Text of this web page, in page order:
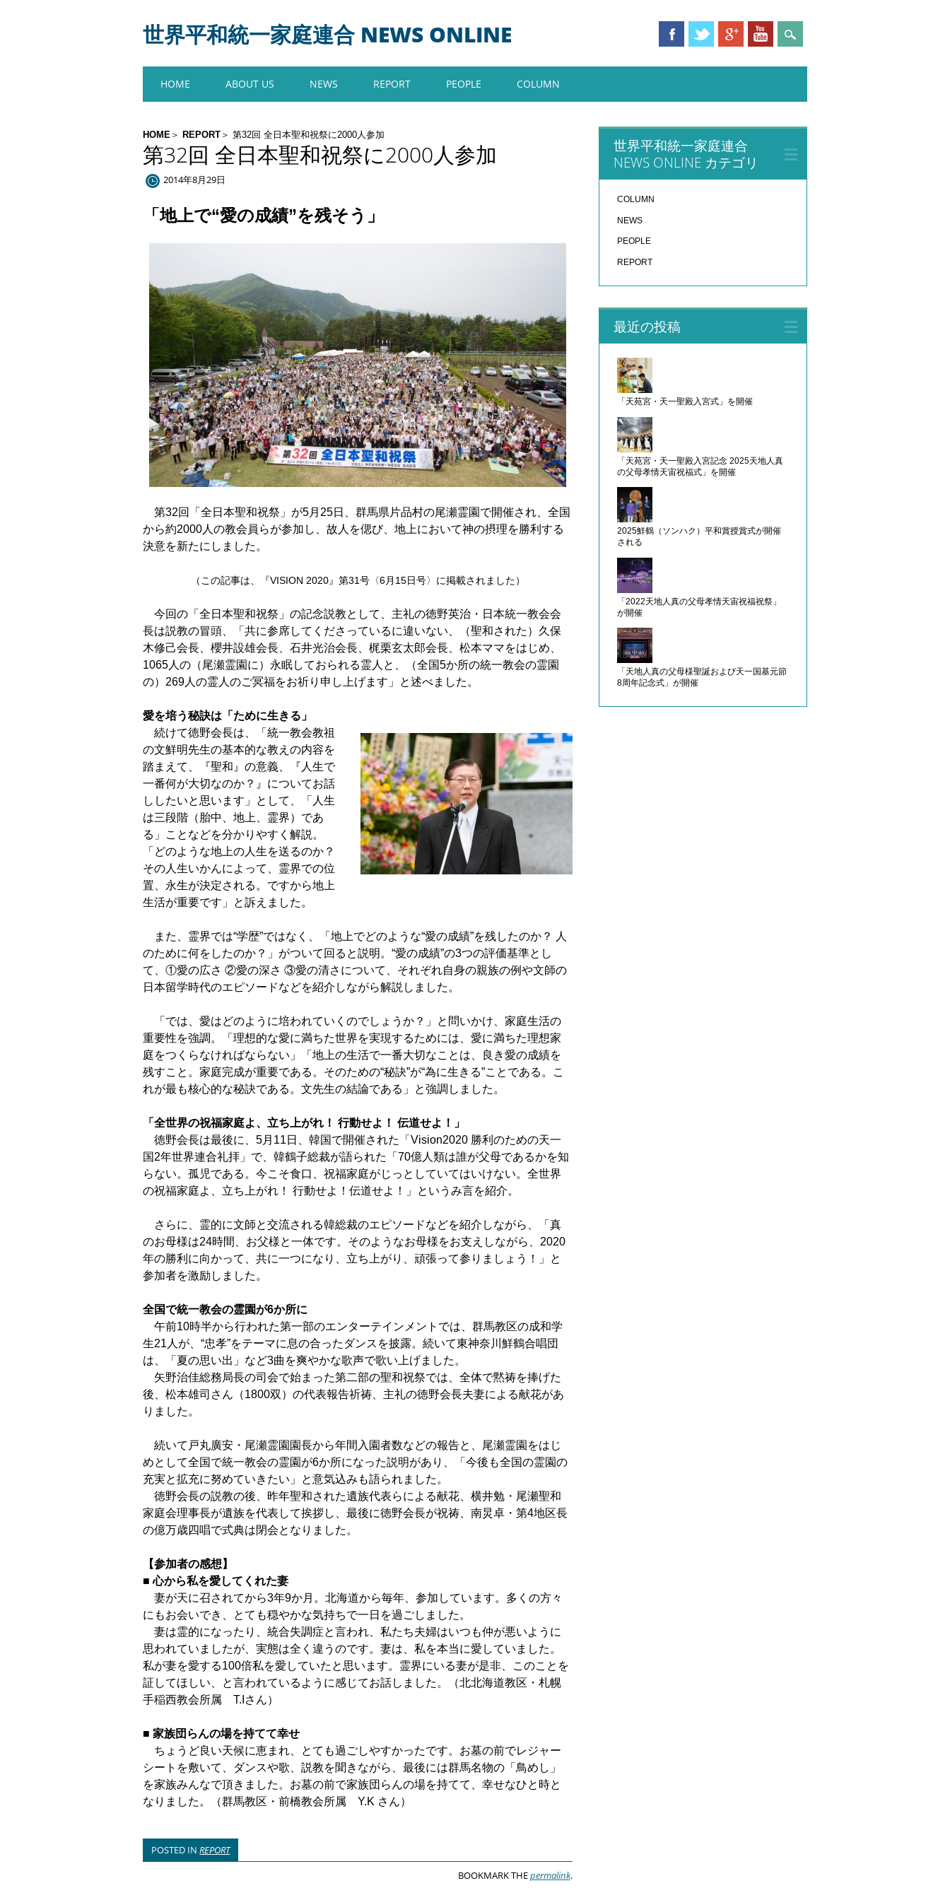
世界平和統一家庭連合 NEWS ONLINE
Main menu
HOME ABOUT US NEWS REPORT PEOPLE COLUMN
HOME REPORT 第32回 全日本聖和祝祭に2000人参加
第32回 全日本聖和祝祭に2000人参加
2014年8月29日
「地上で“愛の成績”を残そう」
第32回「全日本聖和祝祭」が5月25日、群馬県片品村の尾瀬霊園で開催され、全国
から約2000人の教会員らが参加し、故人を偲び、地上において神の摂理を勝利する
決意を新たにしました。
（この記事は、『VISION 2020』第31号〈6月15日号〉に掲載されました）
今回の「全日本聖和祝祭」の記念説教として、主礼の徳野英治・日本統一教会会
長は説教の冒頭、「共に参席してくださっているに違いない、（聖和された）久保
木修己会長、櫻井設雄会長、石井光治会長、梶栗玄太郎会長、松本ママをはじめ、
1065人の（尾瀬霊園に）永眠しておられる霊人と、（全国5か所の統一教会の霊園
の）269人の霊人のご冥福をお祈り申 し上げます」と述べました。
愛を培う秘訣は「ために生きる」
続けて徳野会長は、「統一教会教祖
の文鮮明先生の基本的な教えの内容を
踏まえて、『聖和』の意義、『人生で
一番何が大切なのか？』についてお話
ししたいと思います」として、
「人生
は三段階（胎中、地上、霊界）であ
る」ことなどを分かりやすく解説。
「どのような地上の人生を送るのか？
その人生いかんによって、霊界での位
置、永生が決定される。 ですから地上
生活が重要です」と訴えました。
また、霊界では“学歴”ではなく、「地上でどのような“愛の成績”を残したのか？ 人
のために何をしたのか？」がついて回ると説明。“愛の成績”の3つの評価基準とし
て、①愛の広さ ②愛の深さ ③愛の清さについて、それぞれ自身の親族の例や文師の
日本留学時代のエピソードなどを紹介しながら解説しました。
「では、愛はどのように培われていくのでしょうか？」と問いかけ、家庭生活の
重要性を強調。「理想的な愛に満ちた世界を実現するためには、愛に満ちた理想家
庭をつくらなければならない」「地上の生活で一番大切なことは、良き愛の成績を
残すこと。家庭完成が重要である。そのための“秘訣”が“為に生きる”ことである。こ
れが最も核心的な秘訣である。文先生の結論である」と強調しました。
「全世界の祝福家庭よ、立ち上がれ！ 行動せよ！ 伝道せよ！」
徳野会長は最後に、5月11日、韓国で開催された
「Vision2020 勝利のための天一
国2年世界連合礼拝」で、韓鶴子総裁が語られた「70億人類は誰が父母であるかを知
らない。孤児である。今こそ食口、祝福家庭がじっとしていてはいけない。全世界
の祝福家庭よ、立ち上がれ！ 行動せよ！伝道せよ！」というみ言を紹介。
さらに、霊的に文師と交流される韓総裁のエピソードなどを紹介しながら、「真
のお母様は24時間、お父様と一体です。 そのようなお母様をお支えしながら、2020
年の勝利に向かって、共に一つになり、立ち上がり、頑張って参りましょう！」 と
参加者を激励しました。
全国で統一教会の霊園が6か所に
午前10時半から行われた第一部のエンターテインメントでは、群馬教区の成和学
生21人が、“忠孝”をテーマに息の合ったダンスを披露。続いて東神奈川鮮鶴合唱団
は、「夏の思い出」など3曲を爽やかな歌声で歌い上げました。
矢野治佳総務局長の司会で始まった第二部の聖和祝祭では、全体で黙祷を捧げた
後、松本雄司さん（1800双）の代表報告祈祷、主礼の徳野会長夫妻による献花があ
りました。
続いて戸丸廣安・尾瀬霊園園長から年間入園者数などの報告と、尾瀬霊園をはじ
めとして全国で統一教会の霊園が6か所になった説明があり、「今後も全国の霊園の
充実と拡充に努めていきたい」と意気込みも語られました。
徳野会長の説教の後、昨年聖和された遺族代表らによる献花、横井勉・尾瀬聖和
家庭会理事長が遺族を代表して挨拶し、最後に徳野会長が祝祷、南炅卓・第4地区長
の億万歳四唱で式典は閉会となりました。
【参加者の感想】
■心から私を愛してくれた妻
妻が天に召されてから3年9か月。北海道から毎年、参加しています。多くの方々
にもお会いでき、とても穏やかな気持ちで一日を過ごしました。
妻は霊的になったり、統合失調症と言われ、私たち夫婦はいつも仲が悪いように
思われていましたが、実態は全く違 うのです。妻は、私を本当に愛していました。
私が妻を愛する100倍私を愛していたと思います。霊界にいる妻が是非、 このことを
証してほしい、と言われているように感じてお話し ました。（北北海道教区・札幌
手稲西教会所属 T.Iさん）
■家族団らんの場を持てて幸せ
ちょうど良い天候に恵まれ、とても過ごしやすかったです。 お墓の前でレジャー
シートを敷いて、ダンスや歌、説教を聞き ながら、最後には群馬名物の「鳥めし」
を家族みんなで頂き ました。お墓の前で家族団らんの場を持てて、幸せなひと時と
なりました。（群馬教区・前橋教会所属 Y.K さん）
POSTED INREPORT
BOOKMARK THEpermalink.
世界平和統一家庭連合
NEWS ONLINE カテゴリ
COLUMN
NEWS
PEOPLE
REPORT
最近の投稿
「天苑宮・天一聖殿入宮式」を開催
「天苑宮・天一聖殿入宮記念 2025天地人真
の父母孝情天宙祝福式」を開催
2025鮮鶴（ソンハク）平和賞授賞式が開催
される
「2022天地人真の父母孝情天宙祝福祝祭」
が開催
「天地人真の父母様聖誕および天一国基元節
8周年記念式」が開催